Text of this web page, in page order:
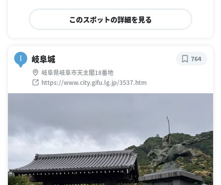
このスポットの詳細を見る
I 岐阜城
岐阜県岐阜市天主閣18番地
https://www.city.gifu.lg.jp/3537.htm
764